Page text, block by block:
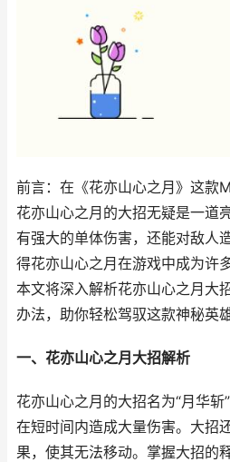
前言：在《花亦山心之月》这款
花亦山心之月的大招无疑是一道
有强大的单体伤害，还能对敌人
得花亦山心之月在游戏中成为许
本文将深入解析花亦山心之月大
办法，助你轻松驾驭这款神秘英雄
一、花亦山心之月大招解析
花亦山心之月的大招名为“月华
在短时间内造成大量伤害。大招
果，使其无法移动。掌握大招的